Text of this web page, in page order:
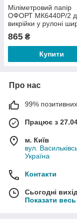
Міліметровий папір
ОФОРТ МК6440Р/2
викрійки у рулоні
64 см довжина 40
помаранчевого
(7175)
865 ₴
Купити
Про нас
99% позитивних
Працює з
м. Київ
вул.
Україна
Контакти
Сьогодні
Показати